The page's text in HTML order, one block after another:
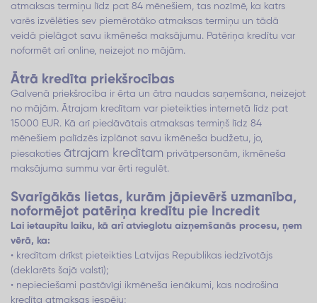
atmaksas termiņu līdz pat 84 mēnešiem, tas nozīmē, ka katrs
varēs izvēlēties sev piemērotāko atmaksas termiņu un tādā
veidā pielāgot savu ikmēneša maksājumu. Patēriņa kredītu var
noformēt arī online, neizejot no mājām.
Ātrā kredīta priekšrocības
Galvenā priekšrocība ir ērta un ātra naudas saņemšana, neizejot
no mājām. Ātrajam kredītam var pieteikties internetā līdz pat
15000 EUR. Kā arī piedāvātais atmaksas termiņš līdz 84
mēnešiem palīdzēs izplānot savu ikmēneša budžetu, jo,
piesakoties ātrajam kredītam privātpersonām, ikmēneša
maksājuma summu var ērti regulēt.
Svarīgākās lietas, kurām jāpievērš uzmanība,
noformējot patēriņa kredītu pie Incredit
Lai ietaupītu laiku, kā arī atvieglotu aizņemšanās procesu, ņem
vērā, ka:
• kredītam drīkst pieteikties Latvijas Republikas iedzīvotājs
(deklarēts šajā valstī);
• nepieciešami pastāvīgi ikmēneša ienākumi, kas nodrošina
kredīta atmaksas iespēju;